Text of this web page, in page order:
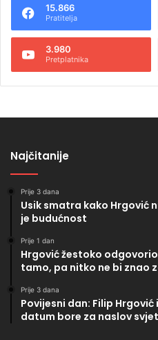
15.866
Pratitelja
3.980
Pretplatnika
Najčitanije
Prije 3 dana
Usik smatra kako Hrgović
je budućnost
Prije 1 dan
Hrgović žestoko
tamo, pa nitko ne bi znao
Prije 3 dana
Povijesni dan: Filip
datum bore za naslov